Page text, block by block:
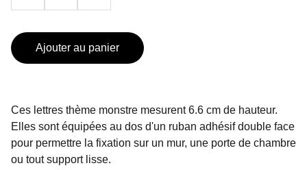
Ajouter au panier
Ces lettres thème monstre mesurent 6.6 cm de hauteur.
Elles sont équipées au dos d'un ruban adhésif double face
pour permettre la fixation sur un mur, une porte de chambre
ou tout support lisse.